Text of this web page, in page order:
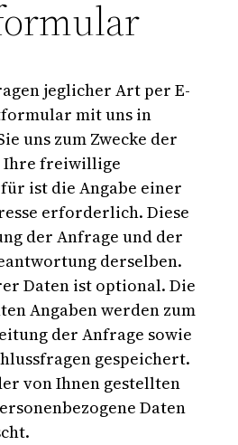
jeglicher Art per E-
mit uns in
uns zum Zwecke der
Ihre freiwillige
ist die Angabe einer
erforderlich. Diese
der Anfrage und der
derselben.
Daten ist optional. Die
Angaben werden zum
der Anfrage sowie
gespeichert.
von Ihnen gestellten
Daten